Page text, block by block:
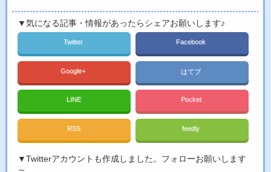
▼気になる記事・情報があったらシェアお願いします♪
Twitter Facebook
Google+ はてブ
LINE Pocket
RSS feedly
▼Twitterアカウントも作成しました。フォローお願いします
～